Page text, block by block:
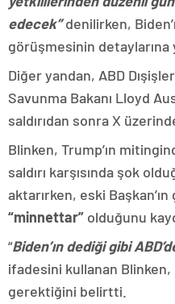
edecek”denilirken,
görüşmesinin detaylarına
Diğer yandan, ABD
Savunma Bakanı Lloyd
saldırıdan sonra X
Blinken, Trump’ın
saldırı karşısında şok
aktarırken, eski
“minnettar” olduğunu
“Biden’ın dediği gibi
ifadesini kullanan Blinken,
gerektiğini belirtti.